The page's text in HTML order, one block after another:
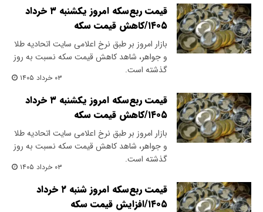
قیمت ربع‌سکه امروز یکشنبه ۳ خرداد
۱۴۰۵/کاهش قیمت سکه
بازار امروز بر طبق نرخ اعلامی سایت اتحادیه طلا
و جواهر، شاهد کاهش قیمت‌‌‌‌ سکه نسبت به روز
گذشته است.
۰۳ خرداد ۱۴۰۵
قیمت ربع‌سکه امروز یکشنبه ۳ خرداد
۱۴۰۵/کاهش قیمت سکه
بازار امروز بر طبق نرخ اعلامی سایت اتحادیه طلا
و جواهر، شاهد کاهش قیمت‌‌‌‌ سکه نسبت به روز
گذشته است.
۰۳ خرداد ۱۴۰۵
قیمت ربع‌سکه امروز شنبه ۲ خرداد
۱۴۰۵/افزایش قیمت سکه